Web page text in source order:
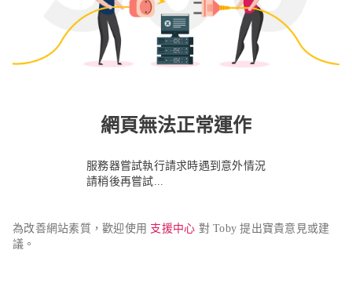
網頁無法正常運作
服務器嘗試執行請求時遇到意外情況
請稍後再嘗試...
為改善網站素質，歡迎使用 支援中心 對 Toby 提出寶貴意見或建
議。